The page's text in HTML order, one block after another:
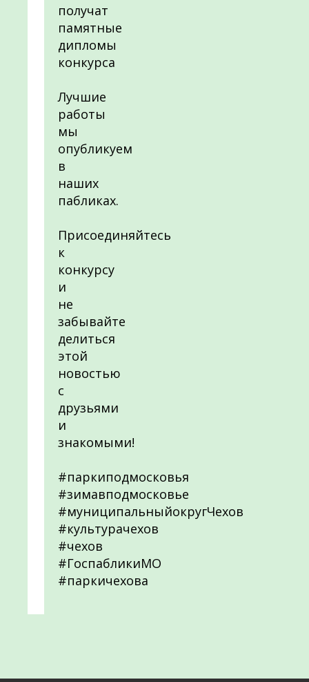
получат
памятные
дипломы
конкурса
Лучшие
работы
мы
опубликуем
в
наших
пабликах.
Присоединяйтесь
к
конкурсу
и
не
забывайте
делиться
этой
новостью
с
друзьями
и
знакомыми!
#паркиподмосковья
#зимавподмосковье
#муниципальныйокругЧехов
#культурачехов
#чехов
#ГоспабликиМО
#паркичехова